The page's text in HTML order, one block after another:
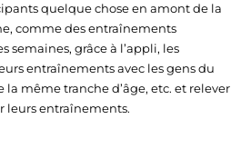
quelque chose en amont de la
comme des entraînements
semaines, grâce à l’appli, les
entraînements avec les gens du
la même tranche d’âge, etc. et relever
leurs entraînements.